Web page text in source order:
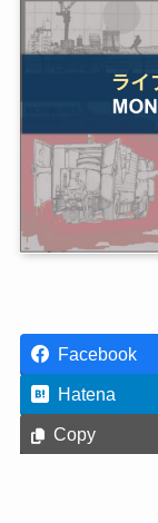
Facebook
Hatena
Copy